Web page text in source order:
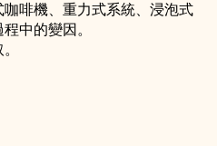
啡機、重力式系統、浸泡式
中的變因。